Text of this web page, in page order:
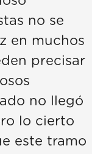
no se
en muchos
precisar
no llegó
lo cierto
este tramo